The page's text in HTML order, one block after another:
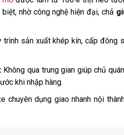
nhờ công nghệ hiện đại, chả
trình sản xuất khép kín, cấp đông
Không qua trung gian giúp chủ
khi nhập hàng.
chuyên dụng giao nhanh nội